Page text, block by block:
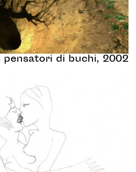
pensatori di buchi, 2002